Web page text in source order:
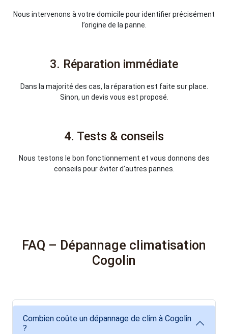
Nous intervenons à votre domicile pour identifier précisément
l’origine de la panne.
3. Réparation immédiate
Dans la majorité des cas, la réparation est faite sur place.
Sinon, un devis vous est proposé.
4. Tests & conseils
Nous testons le bon fonctionnement et vous donnons des
conseils pour éviter d’autres pannes.
FAQ – Dépannage climatisation
Cogolin
Combien coûte un dépannage de clim à Cogolin
?